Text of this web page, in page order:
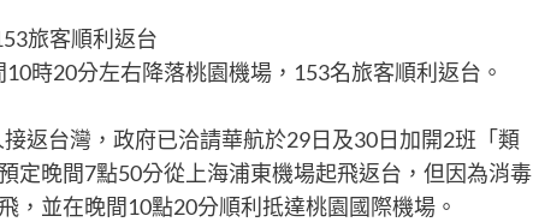
時20分左右降落桃園機場，153名旅客順利返台。
返台灣，政府已洽請華航於29日及30日加開2班「類
定晚間7點50分從上海浦東機場起飛返台，但因為消毒
，並在晚間10點20分順利抵達桃園國際機場。